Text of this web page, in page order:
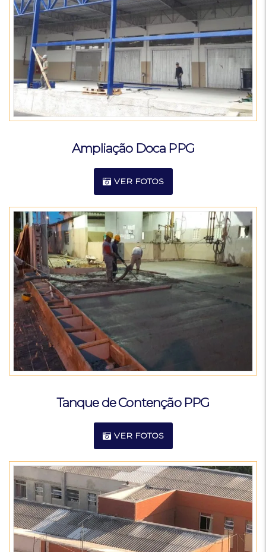
Ampliação Doca PPG
VER FOTOS
Tanque de Contenção PPG
VER FOTOS